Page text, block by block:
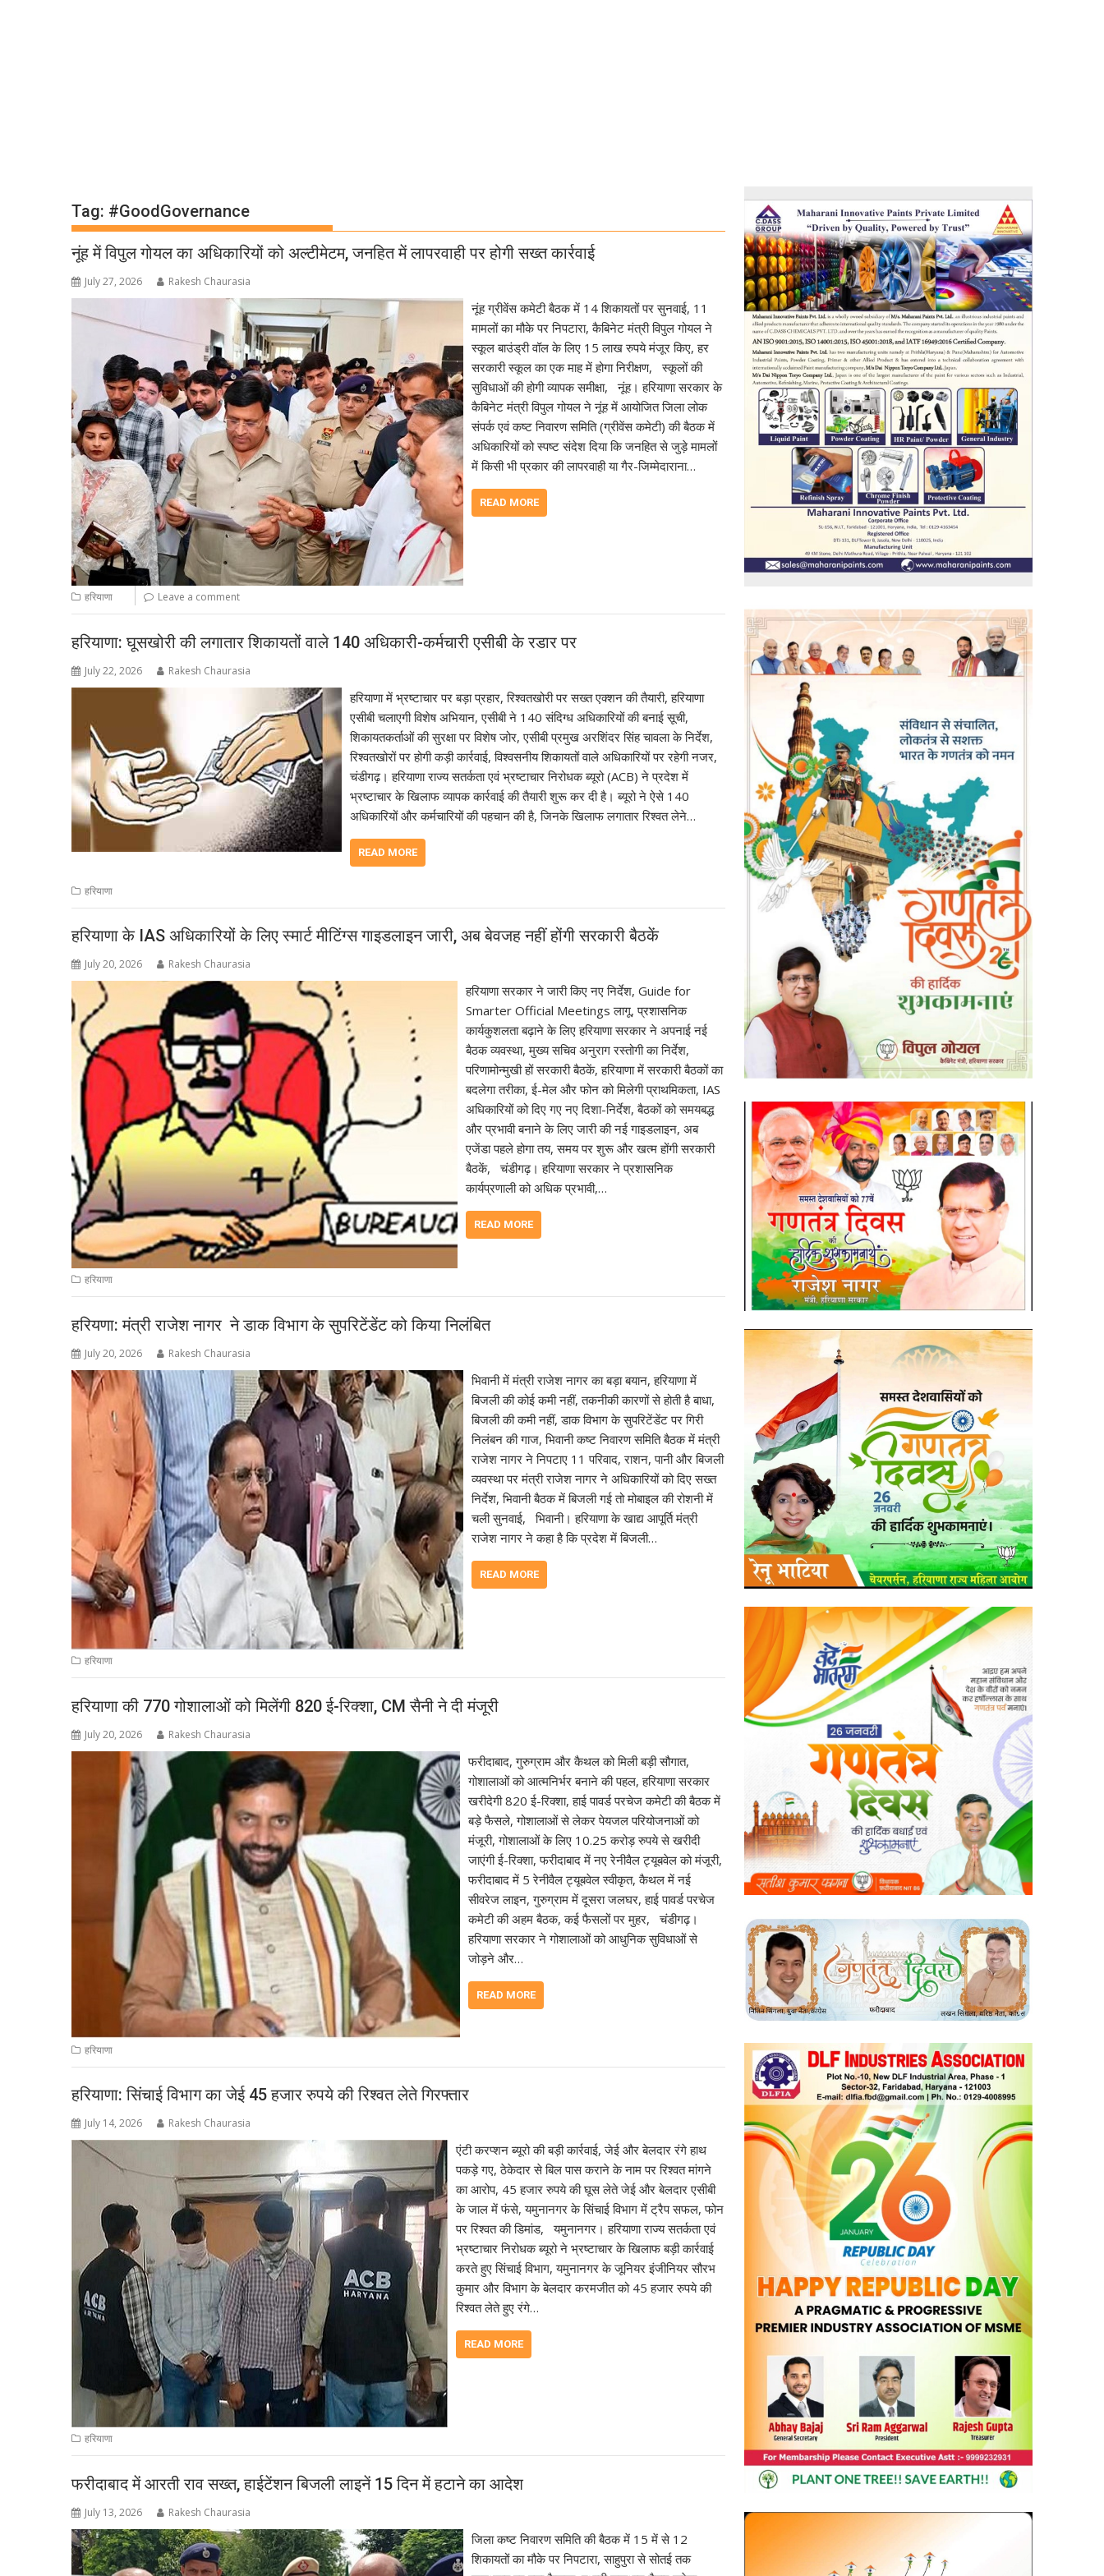
Tag: #GoodGovernance
नूंह में विपुल गोयल का अधिकारियों को अल्टीमेटम, जनहित में लापरवाही पर होगी सख्त कार्रवाई
July 27, 2026 Rakesh Chaurasia
नूंह ग्रीवेंस कमेटी बैठक में 14 शिकायतों पर सुनवाई, 11
मामलों का मौके पर निपटारा, कैबिनेट मंत्री विपुल गोयल ने
स्कूल बाउंड्री वॉल के लिए 15 लाख रुपये मंजूर किए, हर
सरकारी स्कूल का एक माह में होगा निरीक्षण, स्कूलों की
सुविधाओं की होगी व्यापक समीक्षा, नूंह। हरियाणा सरकार के
कैबिनेट मंत्री विपुल गोयल ने नूंह में आयोजित जिला लोक
संपर्क एवं कष्ट निवारण समिति (ग्रीवेंस कमेटी) की बैठक में
अधिकारियों को स्पष्ट संदेश दिया कि जनहित से जुड़े मामलों
में किसी भी प्रकार की लापरवाही या गैर-जिम्मेदाराना…
READ MORE
हरियाणा Leave a comment
हरियाणा: घूसखोरी की लगातार शिकायतों वाले 140 अधिकारी-कर्मचारी एसीबी के रडार पर
July 22, 2026 Rakesh Chaurasia
हरियाणा में भ्रष्टाचार पर बड़ा प्रहार, रिश्वतखोरी पर सख्त एक्शन की तैयारी, हरियाणा
एसीबी चलाएगी विशेष अभियान, एसीबी ने 140 संदिग्ध अधिकारियों की बनाई सूची,
शिकायतकर्ताओं की सुरक्षा पर विशेष जोर, एसीबी प्रमुख अरशिंदर सिंह चावला के निर्देश,
रिश्वतखोरों पर होगी कड़ी कार्रवाई, विश्वसनीय शिकायतों वाले अधिकारियों पर रहेगी नजर,
चंडीगढ़। हरियाणा राज्य सतर्कता एवं भ्रष्टाचार निरोधक ब्यूरो (ACB) ने प्रदेश में
भ्रष्टाचार के खिलाफ व्यापक कार्रवाई की तैयारी शुरू कर दी है। ब्यूरो ने ऐसे 140
अधिकारियों और कर्मचारियों की पहचान की है, जिनके खिलाफ लगातार रिश्वत लेने…
READ MORE
हरियाणा
हरियाणा के IAS अधिकारियों के लिए स्मार्ट मीटिंग्स गाइडलाइन जारी, अब बेवजह नहीं होंगी सरकारी बैठकें
July 20, 2026 Rakesh Chaurasia
हरियाणा सरकार ने जारी किए नए निर्देश, Guide for
Smarter Official Meetings लागू, प्रशासनिक
कार्यकुशलता बढ़ाने के लिए हरियाणा सरकार ने अपनाई नई
बैठक व्यवस्था, मुख्य सचिव अनुराग रस्तोगी का निर्देश,
परिणामोन्मुखी हों सरकारी बैठकें, हरियाणा में सरकारी बैठकों का
बदलेगा तरीका, ई-मेल और फोन को मिलेगी प्राथमिकता, IAS
अधिकारियों को दिए गए नए दिशा-निर्देश, बैठकों को समयबद्ध
और प्रभावी बनाने के लिए जारी की नई गाइडलाइन, अब
एजेंडा पहले होगा तय, समय पर शुरू और खत्म होंगी सरकारी
बैठकें, चंडीगढ़। हरियाणा सरकार ने प्रशासनिक
कार्यप्रणाली को अधिक प्रभावी,…
READ MORE
हरियाणा
हरियणा: मंत्री राजेश नागर ने डाक विभाग के सुपरिटेंडेंट को किया निलंबित
July 20, 2026 Rakesh Chaurasia
भिवानी में मंत्री राजेश नागर का बड़ा बयान, हरियाणा में
बिजली की कोई कमी नहीं, तकनीकी कारणों से होती है बाधा,
बिजली की कमी नहीं, डाक विभाग के सुपरिटेंडेंट पर गिरी
निलंबन की गाज, भिवानी कष्ट निवारण समिति बैठक में मंत्री
राजेश नागर ने निपटाए 11 परिवाद, राशन, पानी और बिजली
व्यवस्था पर मंत्री राजेश नागर ने अधिकारियों को दिए सख्त
निर्देश, भिवानी बैठक में बिजली गई तो मोबाइल की रोशनी में
चली सुनवाई, भिवानी। हरियाणा के खाद्य आपूर्ति मंत्री
राजेश नागर ने कहा है कि प्रदेश में बिजली…
READ MORE
हरियाणा
हरियाणा की 770 गोशालाओं को मिलेंगी 820 ई-रिक्शा, CM सैनी ने दी मंजूरी
July 20, 2026 Rakesh Chaurasia
फरीदाबाद, गुरुग्राम और कैथल को मिली बड़ी सौगात,
गोशालाओं को आत्मनिर्भर बनाने की पहल, हरियाणा सरकार
खरीदेगी 820 ई-रिक्शा, हाई पावर्ड परचेज कमेटी की बैठक में
बड़े फैसले, गोशालाओं से लेकर पेयजल परियोजनाओं को
मंजूरी, गोशालाओं के लिए 10.25 करोड़ रुपये से खरीदी
जाएंगी ई-रिक्शा, फरीदाबाद में नए रेनीवैल ट्यूबवेल को मंजूरी,
फरीदाबाद में 5 रेनीवैल ट्यूबवेल स्वीकृत, कैथल में नई
सीवरेज लाइन, गुरुग्राम में दूसरा जलघर, हाई पावर्ड परचेज
कमेटी की अहम बैठक, कई फैसलों पर मुहर, चंडीगढ़।
हरियाणा सरकार ने गोशालाओं को आधुनिक सुविधाओं से
जोड़ने और…
READ MORE
हरियाणा
हरियाणा: सिंचाई विभाग का जेई 45 हजार रुपये की रिश्वत लेते गिरफ्तार
July 14, 2026 Rakesh Chaurasia
एंटी करप्शन ब्यूरो की बड़ी कार्रवाई, जेई और बेलदार रंगे हाथ
पकड़े गए, ठेकेदार से बिल पास कराने के नाम पर रिश्वत मांगने
का आरोप, 45 हजार रुपये की घूस लेते जेई और बेलदार एसीबी
के जाल में फंसे, यमुनानगर के सिंचाई विभाग में ट्रैप सफल, फोन
पर रिश्वत की डिमांड, यमुनानगर। हरियाणा राज्य सतर्कता एवं
भ्रष्टाचार निरोधक ब्यूरो ने भ्रष्टाचार के खिलाफ बड़ी कार्रवाई
करते हुए सिंचाई विभाग, यमुनानगर के जूनियर इंजीनियर सौरभ
कुमार और विभाग के बेलदार करमजीत को 45 हजार रुपये की
रिश्वत लेते हुए रंगे…
READ MORE
हरियाणा
फरीदाबाद में आरती राव सख्त, हाईटेंशन बिजली लाइनें 15 दिन में हटाने का आदेश
July 13, 2026 Rakesh Chaurasia
जिला कष्ट निवारण समिति की बैठक में 15 में से 12
शिकायतों का मौके पर निपटारा, साहुपुरा से सोतई तक